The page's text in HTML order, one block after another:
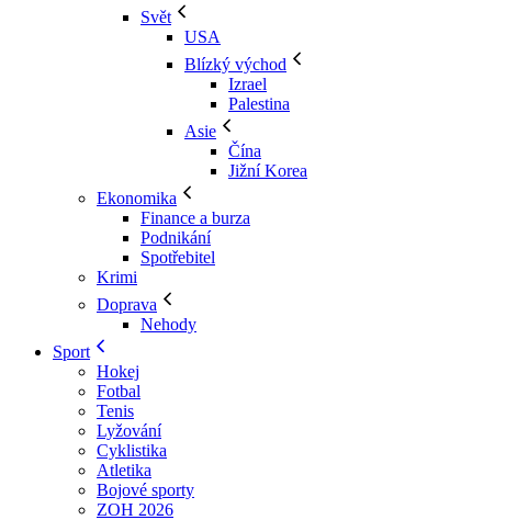
Svět
USA
Blízký východ
Izrael
Palestina
Asie
Čína
Jižní Korea
Ekonomika
Finance a burza
Podnikání
Spotřebitel
Krimi
Doprava
Nehody
Sport
Hokej
Fotbal
Tenis
Lyžování
Cyklistika
Atletika
Bojové sporty
ZOH 2026